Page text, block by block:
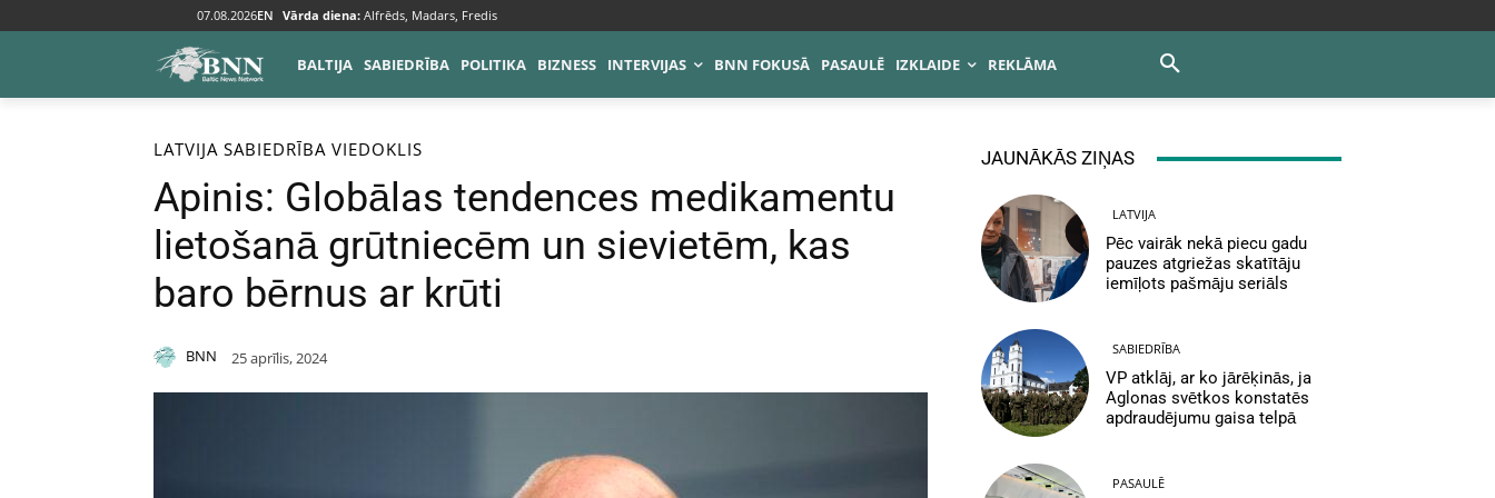
07.08.2026EN Vārda diena: Alfrēds, Madars, Fredis
BALTIJA SABIEDRĪBA POLITIKA BIZNESS INTERVIJAS BNN FOKUSĀ PASAULĒ IZKLAIDE REKLĀMA
Sākums Baltija Latvija
LATVIJA SABIEDRĪBA VIEDOKLIS
Apinis: Globālas tendences medikamentu
lietošanā grūtniecēm un sievietēm, kas
baro bērnus ar krūti
BNN 25 aprīlis, 2024
JAUNĀKĀS ZIŅAS
LATVIJA
Pēc vairāk nekā piecu gadu
pauzes atgriežas skatītāju
iemīļots pašmāju seriāls
SABIEDRĪBA
VP atklāj, ar ko jārēķinās, ja
Aglonas svētkos konstatēs
apdraudējumu gaisa telpā
PASAULĒ